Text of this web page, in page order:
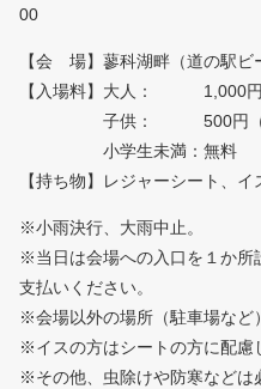
00
【会 場】蓼科湖畔（道の駅ビ
【入場料】大人： 1,000円
子供： 500円（小学
小学生未満：無料
【持ち物】レジャーシート、
※小雨決行、大雨中止。
※当日は会場への入口を１か所
支払いください。
※会場以外の場所（駐車場など
※イスの方はシートの方に配慮
※その他、虫除けや防寒などは